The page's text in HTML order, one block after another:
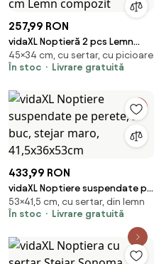
257,99 RON
vidaXL Noptieră 2 pcs Lemn
vechi 34 x 35,5 x 45 cm Lemn
compozit
45×34 cm, cu sertar, cu picioare
În stoc
Livrare gratuită
433,99 RON
vidaXL Noptiere suspendate pe
perete, 2 buc, stejar maro,
41,5x36x53cm
53×41,5 cm, cu sertar, din lemn
În stoc
Livrare gratuită